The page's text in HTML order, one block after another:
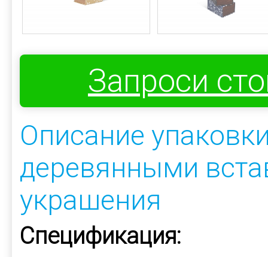
Запроси
Описание
деревянными
украшения
Спецификация: